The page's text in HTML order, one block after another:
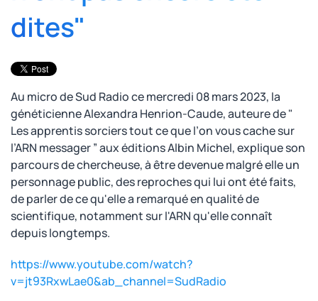
dites"
Au micro de Sud Radio ce mercredi 08 mars 2023, la
généticienne Alexandra Henrion-Caude, auteure de "
Les apprentis sorciers tout ce que l’on vous cache sur
l’ARN messager ” aux éditions Albin Michel, explique son
parcours de chercheuse, à être devenue malgré elle un
personnage public, des reproches qui lui ont été faits,
de parler de ce qu'elle a remarqué en qualité de
scientifique, notamment sur l'ARN qu'elle connaît
depuis longtemps.
https://www.youtube.com/watch?
v=jt93RxwLae0&ab_channel=SudRadio